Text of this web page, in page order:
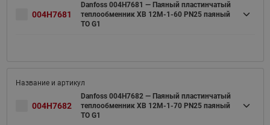
004H7681
Danfoss 004H7681 — Паяный пластинчатый
теплообменник XB 12M-1-60 PN25 паяный
ТО G1
004H7682
Danfoss 004H7682 — Паяный пластинчатый
теплообменник XB 12M-1-70 PN25 паяный
ТО G1